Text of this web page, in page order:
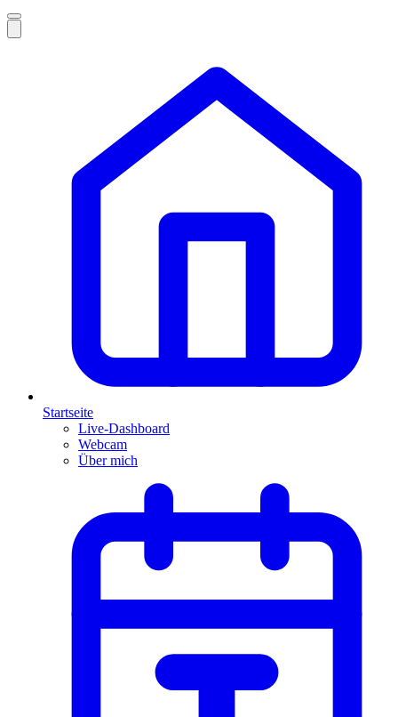
Startseite
Live-Dashboard
Webcam
Über mich